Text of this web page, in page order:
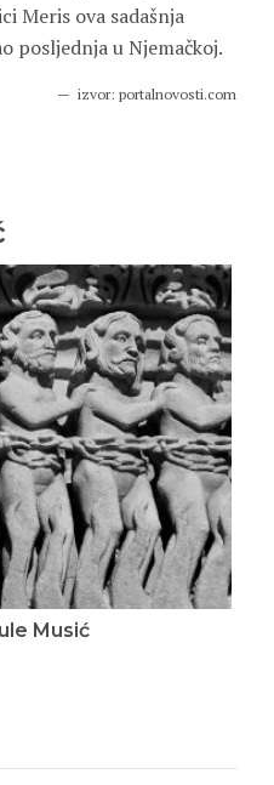
Meris ova sadašnja
posljednja u Njemačkoj.
izvor: portalnovosti.com
Musić